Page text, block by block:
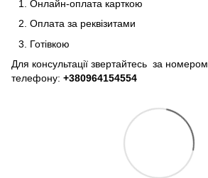
Онлайн-оплата карткою
Оплата за реквізитами
Готівкою
Для консультації звертайтесь за номером
телефону: +380964154554